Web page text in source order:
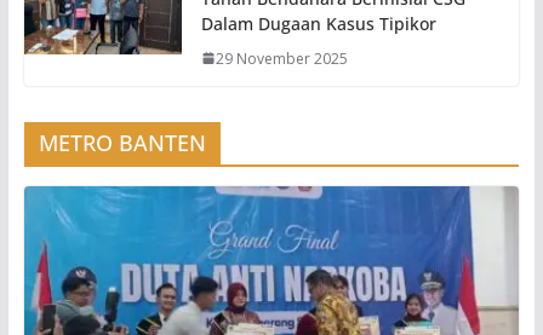
Dalam Dugaan Kasus Tipikor
29 November 2025
METRO BANTEN